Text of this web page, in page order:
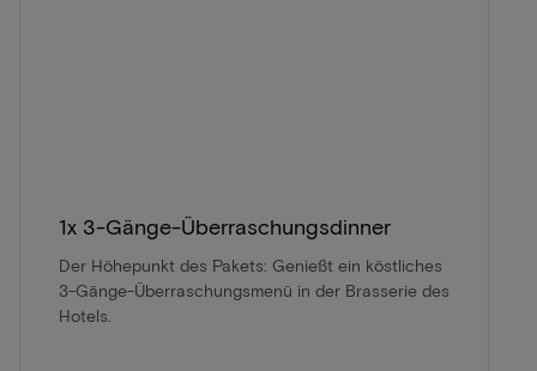
1x 3-Gänge-Überraschungsdinner
Der Höhepunkt des Pakets: Genießt ein köstliches
3-Gänge-Überraschungsmenü in der Brasserie des
Hotels.